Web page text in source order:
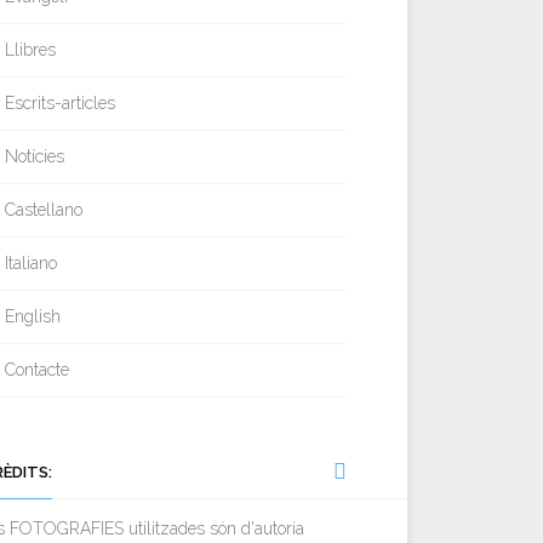
Llibres
Escrits-articles
Notícies
Castellano
Italiano
English
Contacte
FOTOGRAFIES utilitzades són d'autoria